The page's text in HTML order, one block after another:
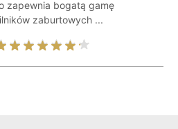
zapewnia bogatą gamę
zaburtowych ...